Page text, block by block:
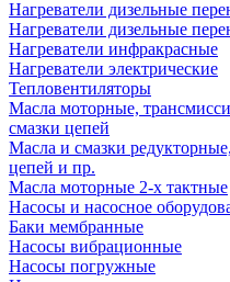
Нагреватели дизельные
Нагреватели дизельные
Нагреватели инфракрасные
Нагреватели электрические
Тепловентиляторы
Масла моторные,
смазки цепей
Масла и смазки
цепей и пр.
Масла моторные 2-х тактные
Насосы и насосное
Баки мембранные
Насосы вибрационные
Насосы погружные